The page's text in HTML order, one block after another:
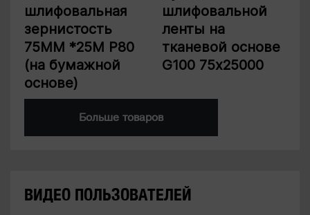
шлифовальная
зернистость
75ММ *25М P80
(на бумажной
основе)
шлифовальной
ленты на
тканевой основе
G100 75х25000
Больше товаров
ВИДЕО ПОЛЬЗОВАТЕЛЕЙ